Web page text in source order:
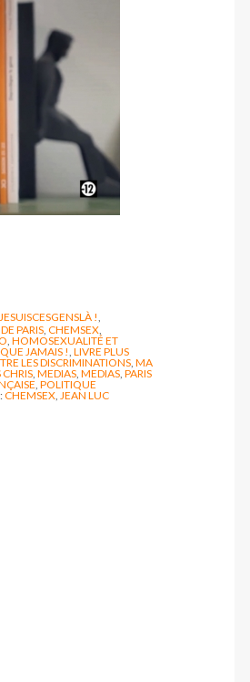
!
PARIS, CHEMSEX,
, HOMOSEXUALITÉ ET
JAMAIS !, LIVRE PLUS
LES DISCRIMINATIONS, MA
, MEDIAS, MEDIAS, PARIS
, POLITIQUE
CHEMSEX, JEAN LUC